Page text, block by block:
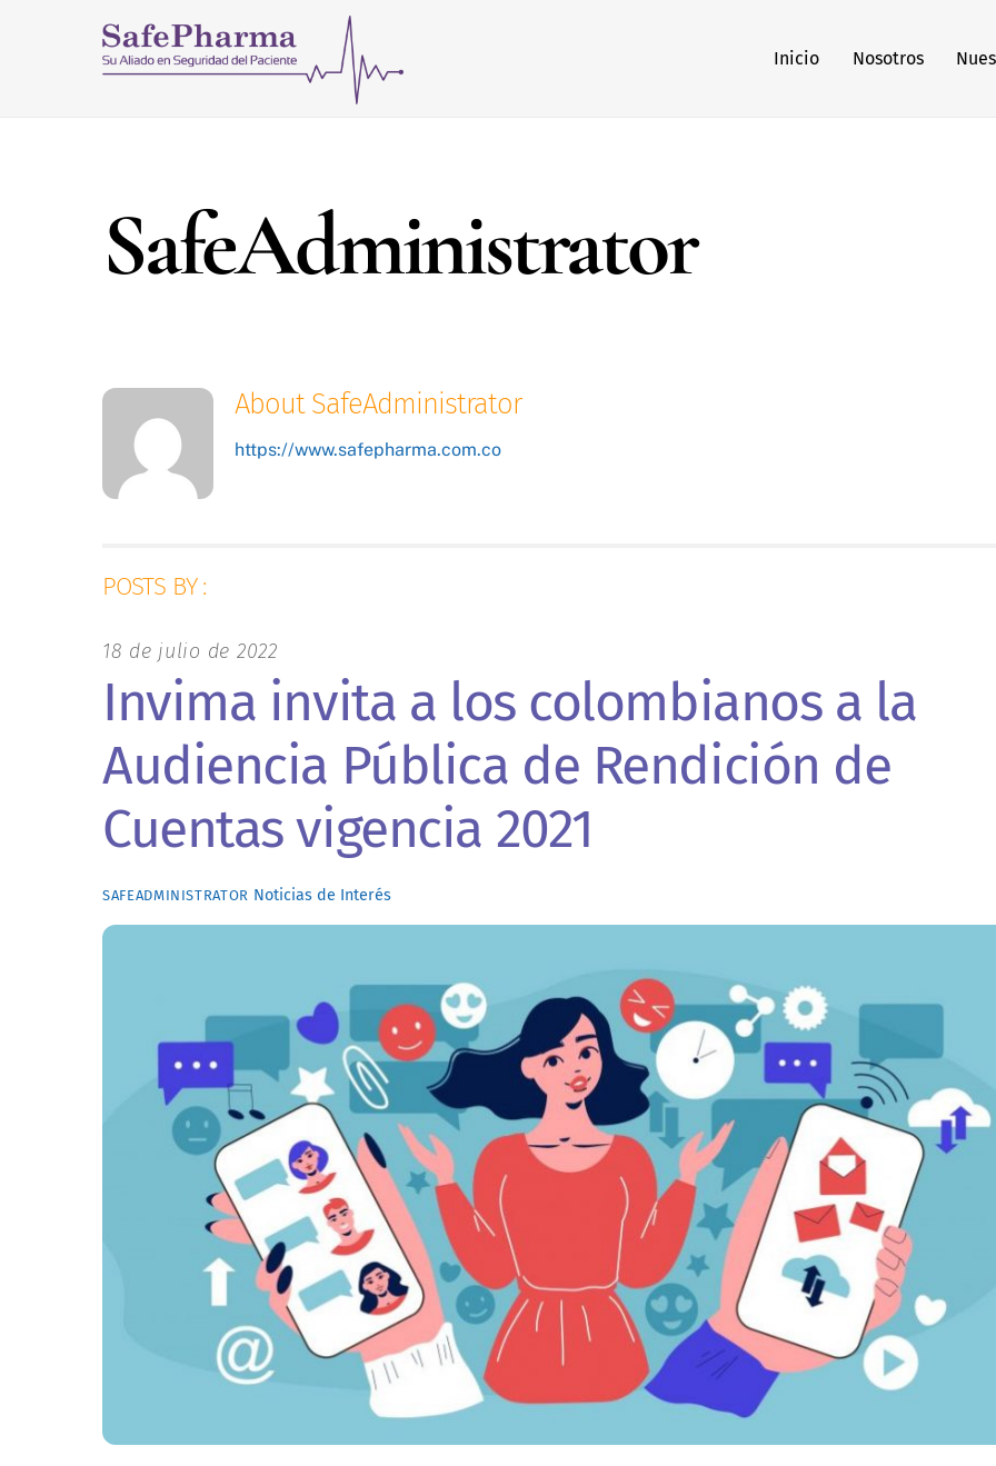
Inicio Nosotros
SafeAdministrator
AboutSafeAdministrator
https://www.safepharma.com.co
POSTS BY :
18 de julio de 2022
Invima invita a los colombianos a la
Audiencia Pública de Rendición de
Cuentas vigencia 2021
SAFEADMINISTRATOR Noticias de Interés